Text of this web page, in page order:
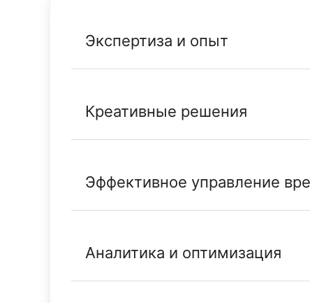
Экспертиза и опыт
Креативные решения
Эффективное управление
Аналитика и оптимизация